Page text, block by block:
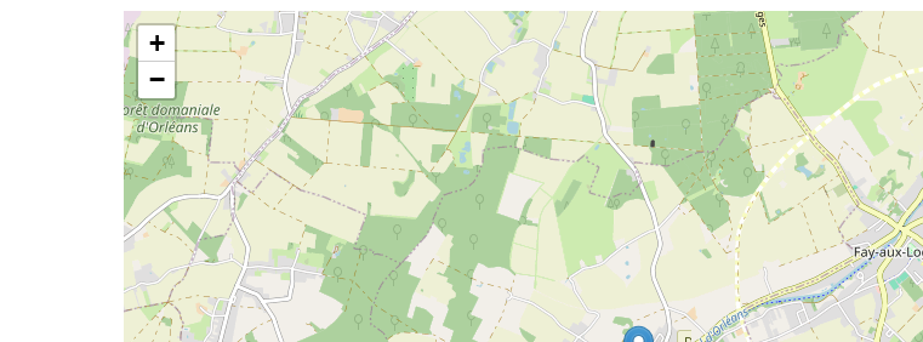
Latitude/Longitude
+
−